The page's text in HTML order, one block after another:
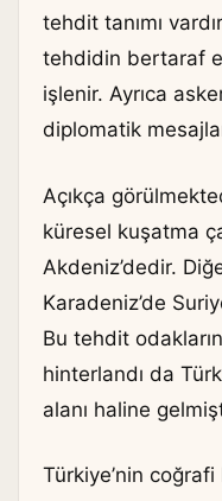
tehdit tanımı
tehdidin bertaraf
işlenir. Ayrıca
diplomatik
Açıkça
küresel kuşatma
Akdeniz’dedir.
Karadeniz’de
Bu tehdit
hinterlandı da
alanı haline
Türkiye’nin